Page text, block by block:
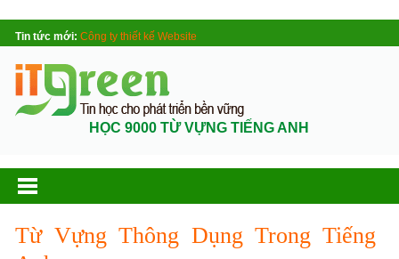
Tin tức mới: Công ty thiết kế Website
HỌC 9000 TỪ VỰNG TIẾNG ANH
Từ Vựng Thông Dụng Trong Tiếng